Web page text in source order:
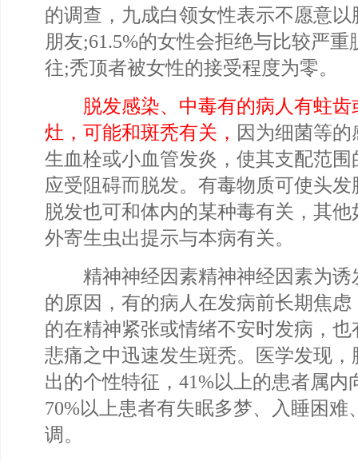
的调查，九成白领女性表示不愿意
朋友;61.5%的女性会拒绝与比较严
往;秃顶者被女性的接受程度为零。
脱发感染、中毒有的病人有蛀
灶，可能和斑秃有关， 因为细菌等
生血栓或小血管发炎，使其支配范
应受阻碍而脱发。有毒物质可使头
脱发也可和体内的某种毒有关，其
外寄生虫出提示与本病有关。
精神神经因素精神神经因素为诱
的原因，有的病人在发病前长期焦
的在精神紧张或情绪不安时发病，
悲痛之中迅速发生斑秃。医学发现
出的个性特征，41%以上的患者属内
70%以上患者有失眠多梦、入睡困难
调。